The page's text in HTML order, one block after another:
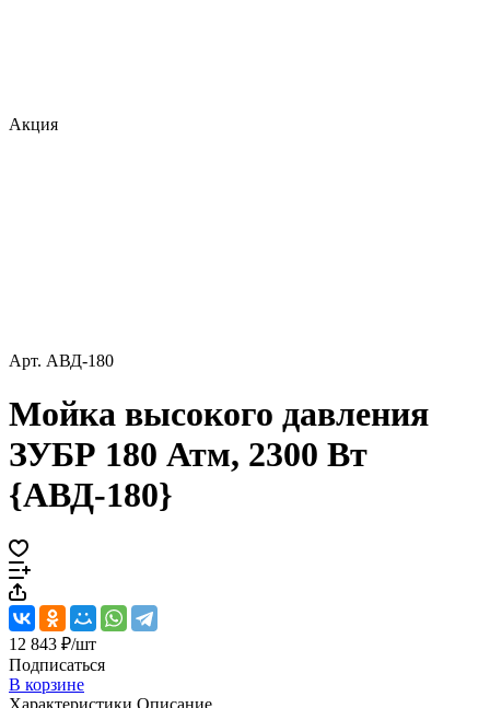
Акция
Арт. АВД-180
Мойка высокого давления
ЗУБР 180 Атм, 2300 Вт
{АВД-180}
12 843 ₽/шт
Подписаться
В корзине
Характеристики Описание